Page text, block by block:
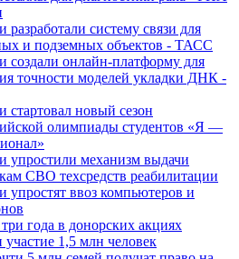
разработали систему связи для
и подземных объектов - ТАСС
создали онлайн-платформу для
точности моделей укладки ДНК -
стартовал новый сезон
олимпиады студентов «Я —
упростили механизм выдачи
СВО техсредств реабилитации
упростят ввоз компьютеров и
года в донорских акциях
участие 1,5 млн человек